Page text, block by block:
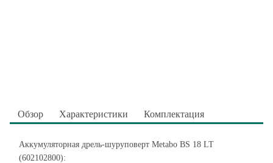
Обзор Характеристики Комплектация
Аккумуляторная дрель-шуруповерт Metabo BS 18 LT
(602102800):